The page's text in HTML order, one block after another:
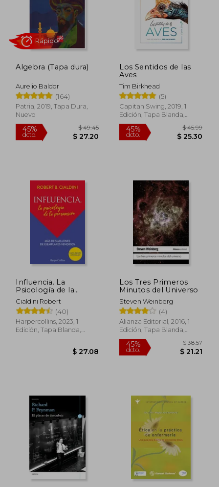
45%
dcto. $ 53.16
45%
dcto.
Algebra (Tapa dura)
Aurelio Baldor
(164)
Patria, 2019, Tapa Dura,
Nuevo
45%
dcto.
Rápido
Los Sentidos de las
Aves
Tim Birkhead
(5)
Capitan Swing, 2019, 1
Edición, Tapa Blanda,
Nuevo
45%
dcto. $
Influencia. La
Psicología de la
Persuasión
Cialdini Robert
(40)
Harpercollins, 2023, 1
Edición, Tapa Blanda,
Los Tres Primeros
Minutos del Universo
Steven Weinberg
(4)
Alianza Editorial, 2016, 1
Edición, Tapa Blanda,
Nuevo